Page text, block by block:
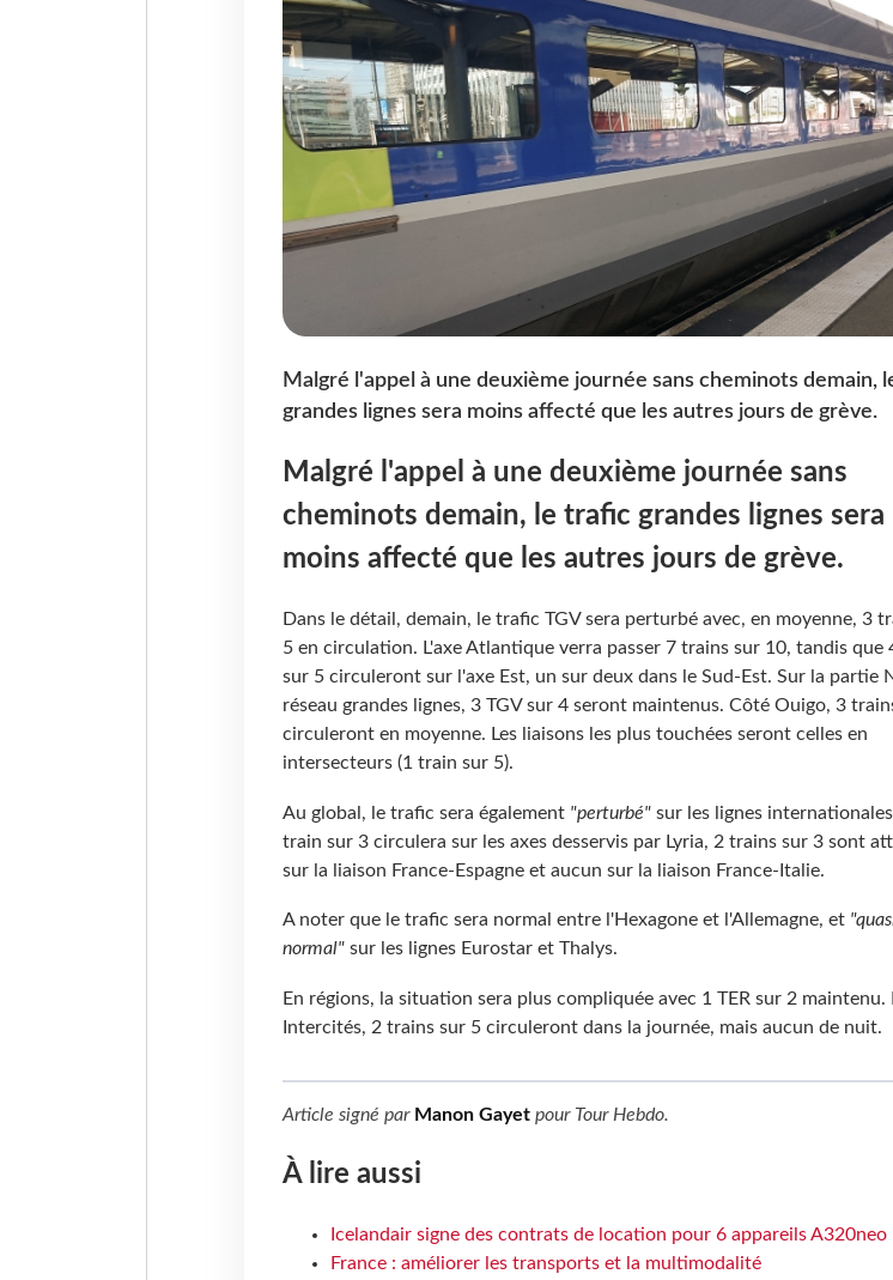
Malgré l'appel à une deuxième journée sans cheminots demain,
grandes lignes sera moins affecté que les autres jours de grève.
Malgré l'appel à une deuxième journée sans
cheminots demain, le trafic grandes lignes sera
moins affecté que les autres jours de grève.
Dans le détail, demain, le trafic TGV sera perturbé avec, en moyenne, 3
5 en circulation. L'axe Atlantique verra passer 7 trains sur 10, tandis que
sur 5 circuleront sur l'axe Est, un sur deux dans le Sud-Est. Sur la partie
réseau grandes lignes, 3 TGV sur 4 seront maintenus. Côté Ouigo, 3
circuleront en moyenne. Les liaisons les plus touchées seront celles en
intersecteurs (1 train sur 5).
Au global, le trafic sera également "perturbé"sur les lignes
train sur 3 circulera sur les axes desservis par Lyria, 2 trains sur 3 sont
sur la liaison France-Espagne et aucun sur la liaison France-Italie.
A noter que le trafic sera normal entre l'Hexagone et l'Allemagne, et
normal" sur les lignes Eurostar et Thalys.
En régions, la situation sera plus compliquée avec 1 TER sur 2 maintenu.
Intercités, 2 trains sur 5 circuleront dans la journée, mais aucun de nuit.
Article signé par Manon Gayetpour Tour Hebdo.
À lire aussi
Icelandair signe des contrats de location pour 6 appareils A320neo
France : améliorer les transports et la multimodalité